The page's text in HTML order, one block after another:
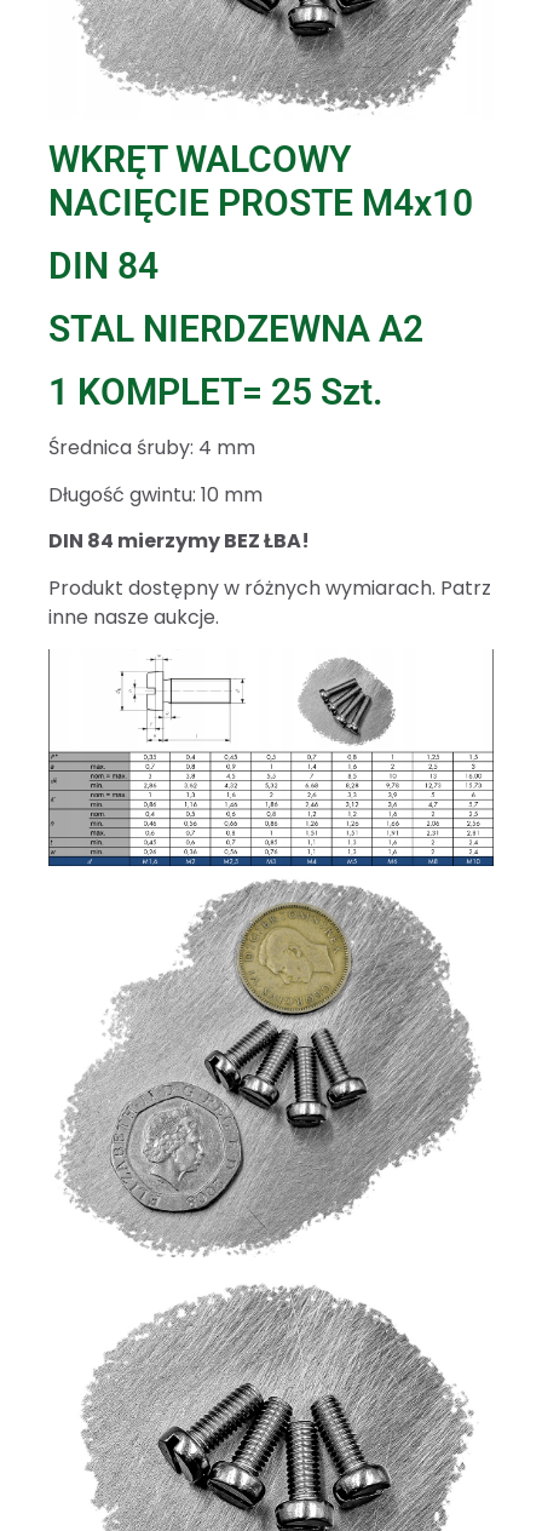
WKRĘT WALCOWY
NACIĘCIE PROSTE M4x10
DIN 84
STAL NIERDZEWNA A2
1 KOMPLET= 25 Szt.
Średnica śruby: 4 mm
Długość gwintu: 10 mm
DIN 84 mierzymy BEZ ŁBA!
Produkt dostępny w różnych wymiarach. Patrz
inne nasze aukcje.